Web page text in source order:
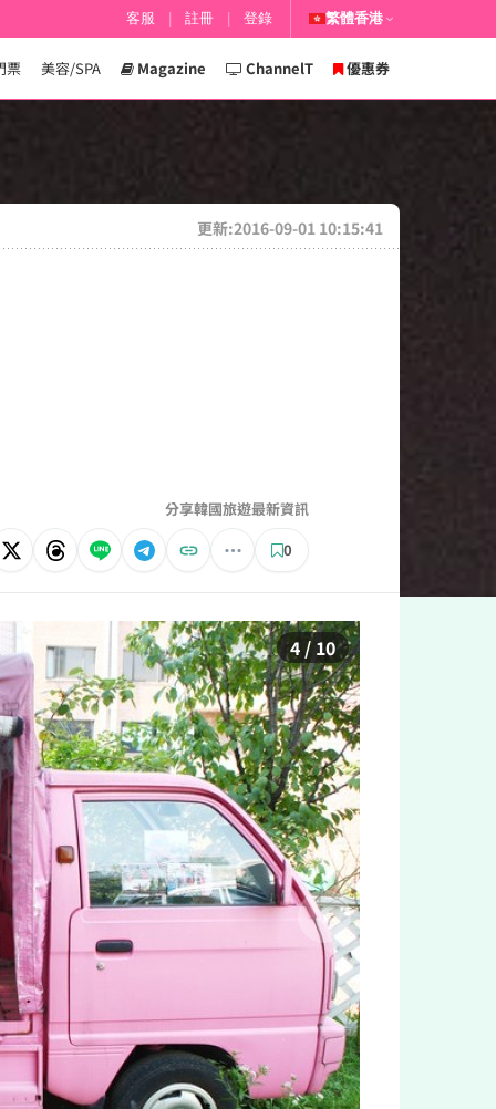
票 美容/SPA Magazine ChannelT 優惠券
客服 註冊 登錄 繁體香港
更新:2016-09-01 10:15:41
分享韓國旅遊最新資訊
0
5 / 10
›